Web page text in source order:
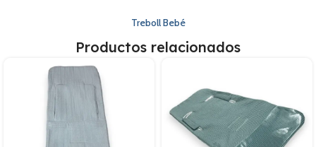
Treboll Bebé
Productos relacionados